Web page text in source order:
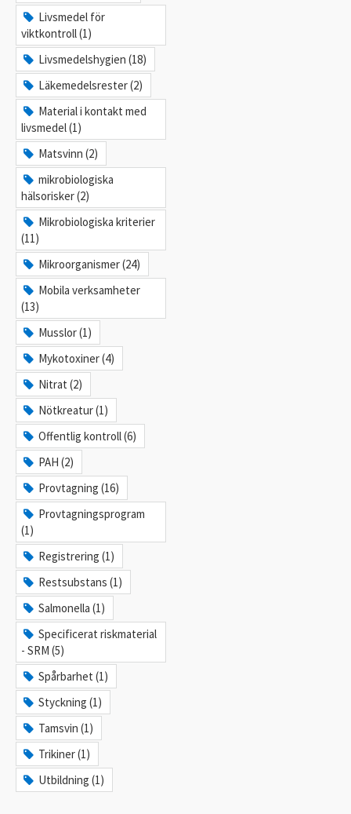
Livsmedel för
viktkontroll (1)
Livsmedelshygien (18)
Läkemedelsrester (2)
Material i kontakt med
livsmedel (1)
Matsvinn (2)
mikrobiologiska
hälsorisker (2)
Mikrobiologiska kriterier
(11)
Mikroorganismer (24)
Mobila verksamheter
(13)
Musslor (1)
Mykotoxiner (4)
Nitrat (2)
Nötkreatur (1)
Offentlig kontroll (6)
PAH (2)
Provtagning (16)
Provtagningsprogram
(1)
Registrering (1)
Restsubstans (1)
Salmonella (1)
Specificerat riskmaterial
- SRM (5)
Spårbarhet (1)
Styckning (1)
Tamsvin (1)
Trikiner (1)
Utbildning (1)